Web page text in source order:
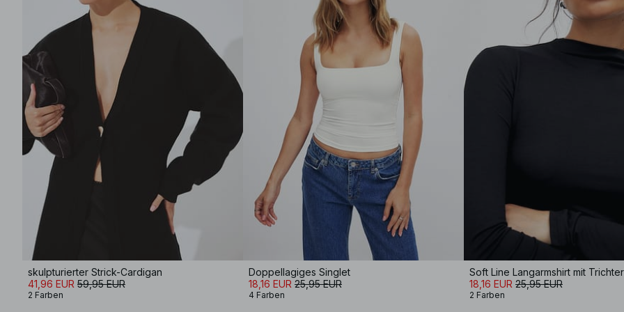
skulpturierter Strick-Cardigan
41,96 EUR 59,95 EUR
2 Farben
Doppellagiges Singlet
18,16 EUR 25,95 EUR
4 Farben
Soft Line Langarmshirt mit
18,16 EUR 25,95 EUR
2 Farben